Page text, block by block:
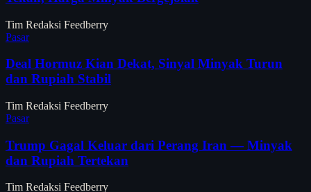
Tim Redaksi Feedberry
Pasar
Deal Hormuz Kian Dekat, Sinyal Minyak Turun
dan Rupiah Stabil
Tim Redaksi Feedberry
Pasar
Trump Gagal Keluar dari Perang Iran — Minyak
dan Rupiah Tertekan
Tim Redaksi Feedberry